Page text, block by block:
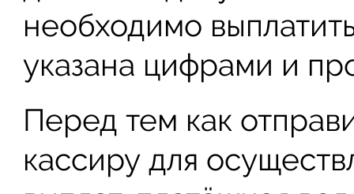
необходимо
указана цифрами и
Перед тем как
кассиру для